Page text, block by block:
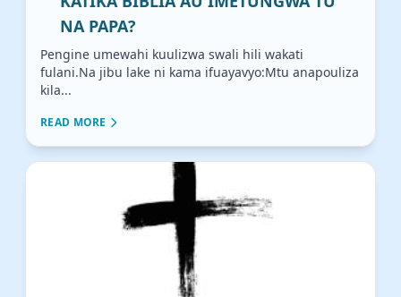
NA PAPA?
Pengine umewahi kuulizwa swali hili wakati
fulani.Na jibu lake ni kama ifuayavyo:Mtu anapouliza
kila...
READ MORE